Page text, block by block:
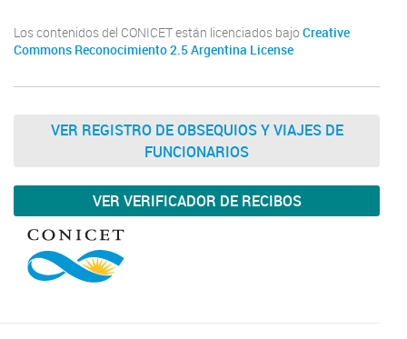
Los contenidos del CONICET están licenciados bajo Creative
Commons Reconocimiento 2.5 Argentina License
VER REGISTRO DE OBSEQUIOS Y VIAJES DE
FUNCIONARIOS
VER VERIFICADOR DE RECIBOS